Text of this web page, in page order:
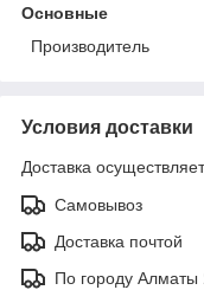
Основные
Производитель
Условия доставки
Доставка
Самовывоз
Доставка почтой
По городу Алматы